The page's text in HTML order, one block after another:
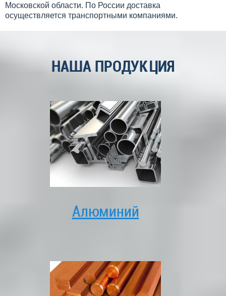
Московской области. По России доставка
осуществляется транспортными компаниями.
НАША ПРОДУКЦИЯ
Алюминий